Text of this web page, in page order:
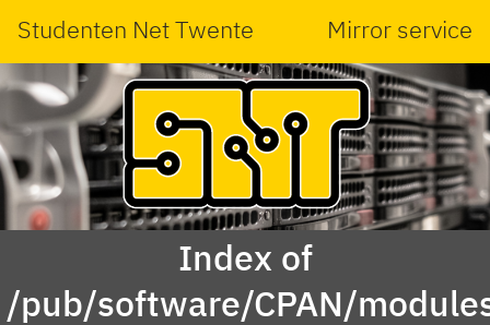
Studenten Net Twente Mirror service
Index of
/pub/software/CPAN/